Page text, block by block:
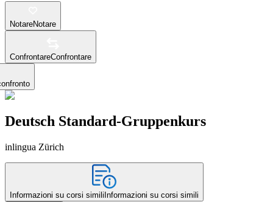
NotareNotare
ConfrontareConfrontare
Deutsch Standard-Gruppenkurs
inlingua Zürich
Informazioni su corsi simili Informazioni su corsi simili